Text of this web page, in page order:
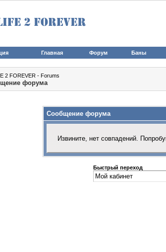
Главная Форум Баны
2 FOREVER - Forums
форума
Сообщение форума
Извините, нет совпадений.
Быстрый переход